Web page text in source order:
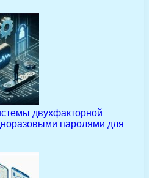
двухфакторной
паролями для